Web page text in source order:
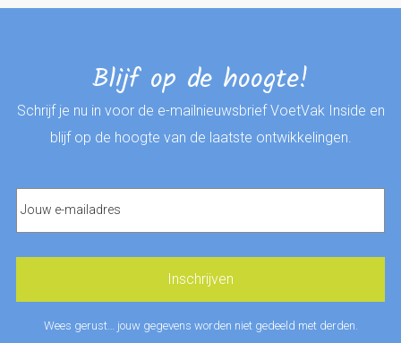
Blijf op de hoogte!
Schrijf je nu in voor de e-mailnieuwsbrief VoetVak Inside en
blijf op de hoogte van de laatste ontwikkelingen.
Wees gerust… jouw gegevens worden niet gedeeld met derden.